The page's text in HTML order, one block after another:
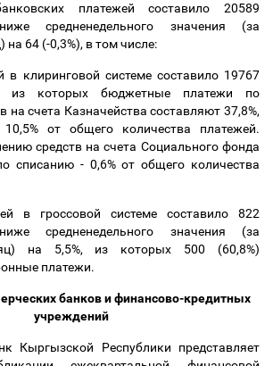
платежей составило 20589
средненедельного значения (за
64 (-0,3%), в том числе:
в клиринговой системе составило 19767
из которых бюджетные платежи по
на счета Казначейства составляют 37,8%,
от общего количества платежей.
средств на счета Социального фонда
списанию - 0,6% от общего количества
в гроссовой системе составило 822
средненедельного значения (за
на 5,5%, из которых 500 (60,8%)
платежи.
банков и финансово-кредитных
учреждений
Кыргызской Республики представляет